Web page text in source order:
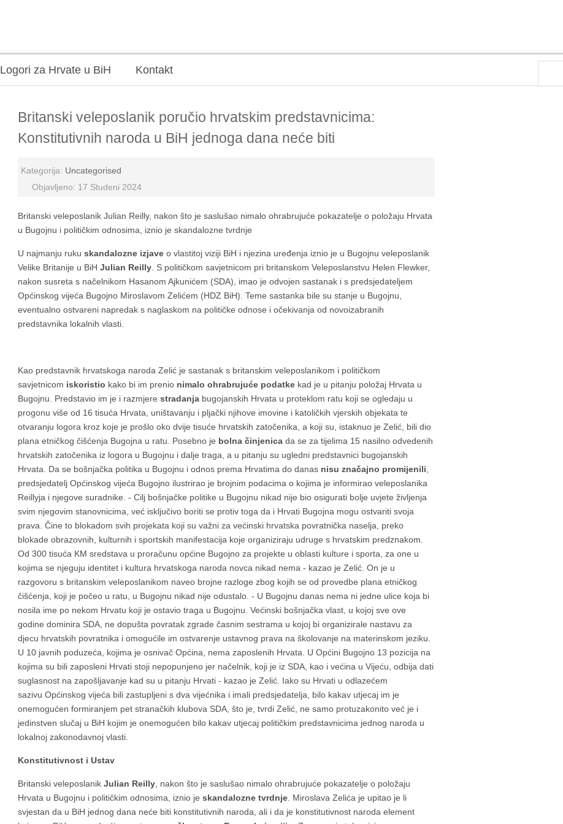
Logori za Hrvate u BiH Kontakt
Britanski veleposlanik poručio hrvatskim predstavnicima:
Konstitutivnih naroda u BiH jednoga dana neće biti
Kategorija: Uncategorised
Objavljeno: 17 Studeni 2024
Britanski veleposlanik Julian Reilly, nakon što je saslušao nimalo ohrabrujuće pokazatelje o položaju Hrvata
u Bugojnu i političkim odnosima, iznio je skandalozne tvrdnje
U najmanju rukuskandalozne izjaveo vlastitoj viziji BiH i njezina uređenja iznio je u Bugojnu veleposlanik
Velike Britanije u BiHJulian Reilly. S političkom savjetnicom pri britanskom Veleposlanstvu Helen Flewker,
nakon susreta s načelnikom Hasanom Ajkunićem (SDA), imao je odvojen sastanak i s predsjedateljem
Općinskog vijeća Bugojno Miroslavom Zelićem (HDZ BiH). Teme sastanka bile su stanje u Bugojnu,
eventualno ostvareni napredak s naglaskom na političke odnose i očekivanja od novoizabranih
predstavnika lokalnih vlasti.
Kao predstavnik hrvatskoga naroda Zelić je sastanak s britanskim veleposlanikom i političkom
savjetnicom iskoristio kako bi im prenio nimalo ohrabrujuće podatke kad je u pitanju položaj Hrvata u
Bugojnu. Predstavio im je i razmjerestradanja bugojanskih Hrvata u proteklom ratu koji se ogledaju u
progonu više od 16 tisuća Hrvata, uništavanju i pljački njihove imovine i katoličkih vjerskih objekata te
otvaranju logora kroz koje je prošlo oko dvije tisuće hrvatskih zatočenika, a koji su, istaknuo je Zelić, bili dio
plana etničkog čišćenja Bugojna u ratu. Posebno je bolna činjenicada se za tijelima 15 nasilno odvedenih
hrvatskih zatočenika iz logora u Bugojnu i dalje traga, a u pitanju su ugledni predstavnici bugojanskih
Hrvata. Da se bošnjačka politika u Bugojnu i odnos prema Hrvatima do danas nisu značajno promijenili,
predsjedatelj Općinskog vijeća Bugojno ilustrirao je brojnim podacima o kojima je informirao veleposlanika
Reillyja i njegove suradnike. - Cilj bošnjačke politike u Bugojnu nikad nije bio osigurati bolje uvjete življenja
svim njegovim stanovnicima, već isključivo boriti se protiv toga da i Hrvati Bugojna mogu ostvariti svoja
prava. Čine to blokadom svih projekata koji su važni za većinski hrvatska povratnička naselja, preko
blokade obrazovnih, kulturnih i sportskih manifestacija koje organiziraju udruge s hrvatskim predznakom.
Od 300 tisuća KM sredstava u proračunu općine Bugojno za projekte u oblasti kulture i sporta, za one u
kojima se njeguju identitet i kultura hrvatskoga naroda novca nikad nema - kazao je Zelić. On je u
razgovoru s britanskim veleposlanikom naveo brojne razloge zbog kojih se od provedbe plana etničkog
čišćenja, koji je počeo u ratu, u Bugojnu nikad nije odustalo. - U Bugojnu danas nema ni jedne ulice koja bi
nosila ime po nekom Hrvatu koji je ostavio traga u Bugojnu. Većinski bošnjačka vlast, u kojoj sve ove
godine dominira SDA, ne dopušta povratak zgrade časnim sestrama u kojoj bi organizirale nastavu za
djecu hrvatskih povratnika i omogućile im ostvarenje ustavnog prava na školovanje na materinskom jeziku.
U 10 javnih poduzeća, kojima je osnivač Općina, nema zaposlenih Hrvata. U Općini Bugojno 13 pozicija na
kojima su bili zaposleni Hrvati stoji nepopunjeno jer načelnik, koji je iz SDA, kao i većina u Vijeću, odbija dati
suglasnost na zapošljavanje kad su u pitanju Hrvati - kazao je Zelić. Iako su Hrvati u odlazećem
sazivu Općinskog vijeća bili zastupljeni s dva vijećnika i imali predsjedatelja, bilo kakav utjecaj im je
onemogućen formiranjem pet stranačkih klubova SDA, što je, tvrdi Zelić, ne samo protuzakonito već je i
jedinstven slučaj u BiH kojim je onemogućen bilo kakav utjecaj političkim predstavnicima jednog naroda u
lokalnoj zakonodavnoj vlasti.
Konstitutivnost i Ustav
Britanski veleposlanik Julian Reilly, nakon što je saslušao nimalo ohrabrujuće pokazatelje o položaju
Hrvata u Bugojnu i političkim odnosima, iznio jeskandalozne tvrdnje. Miroslava Zelića je upitao je li
svjestan da u BiH jednog dana neće biti konstitutivnih naroda, ali i da je konstitutivnost naroda element